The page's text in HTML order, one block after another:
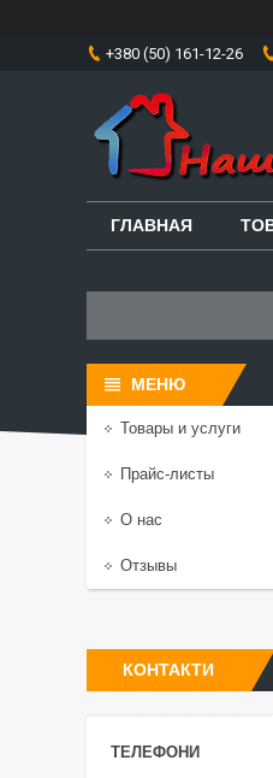
+380 (50) 161-12-26
ГЛАВНАЯ
Товары и услуги
Прайс-листы
О нас
Отзывы
КОНТАКТИ